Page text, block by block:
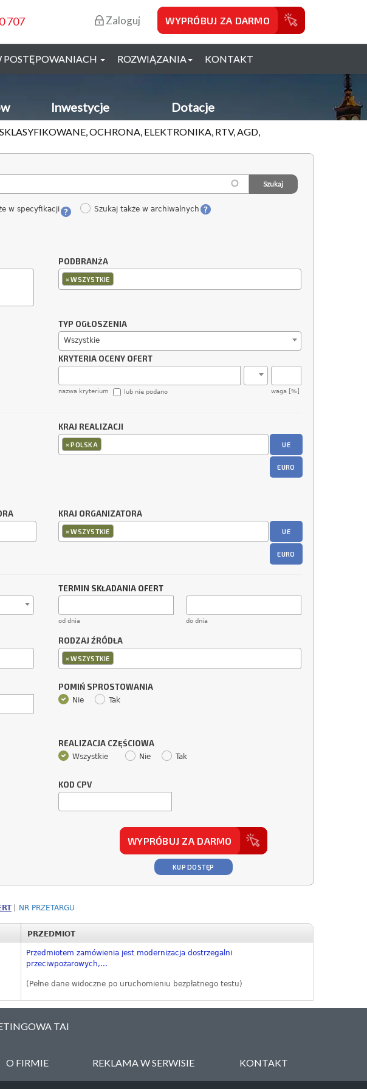
707 Zaloguj WYPRÓBUJ ZA DARMO
POSTĘPOWANIACH ROZWIĄZANIA KONTAKT
Inwestycje Dotacje
OCHRONA, ELEKTRONIKA, RTV, AGD,
w specyfikacji Szukaj także w archiwalnych
PODBRANŻA
×WSZYSTKIE
TYP OGŁOSZENIA
Wszystkie
KRYTERIA OCENY OFERT
nazwa kryterium waga [%]
lub nie podano
KRAJ REALIZACJI
×POLSKA UE
EURO
KRAJ ORGANIZATORA
×WSZYSTKIE UE
EURO
TERMIN SKŁADANIA OFERT
od dnia do dnia
RODZAJ ŹRÓDŁA
×WSZYSTKIE
POMIŃ SPROSTOWANIA
Nie Tak
REALIZACJA CZĘŚCIOWA
Wszystkie Nie Tak
KOD CPV
WYPRÓBUJ ZA DARMO
KUP DOSTĘP
NR PRZETARGU
PRZEDMIOT
Przedmiotem zamówienia jest modernizacja dostrzegalni
przeciwpożarowych,...
(Pełne dane widoczne po uruchomieniu bezpłatnego testu)
TAI
O FIRMIE REKLAMA W SERWISIE KONTAKT